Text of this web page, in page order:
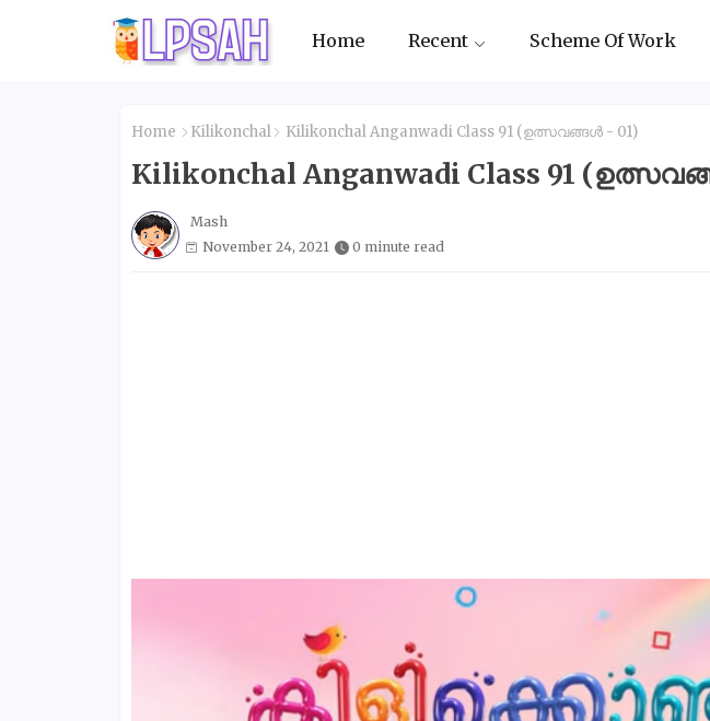
Home Recent Scheme Of Work
Home Kilikonchal Kilikonchal Anganwadi Class 91 (ഉത്സവങ്ങൾ - 01)
Kilikonchal Anganwadi Class 91
Mash
November 24, 2021
0 minute read